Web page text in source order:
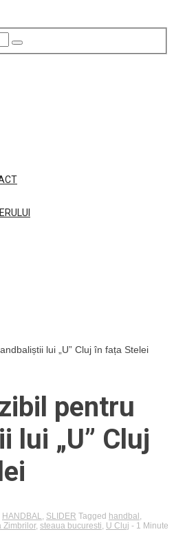
lui „U” Cluj în fața Stelei
pentru
lui „U” Cluj
HANDBAL SLIDER Tagged handbal
Zimbrilor, steaua bucuresti U Cluj - 1 Minute